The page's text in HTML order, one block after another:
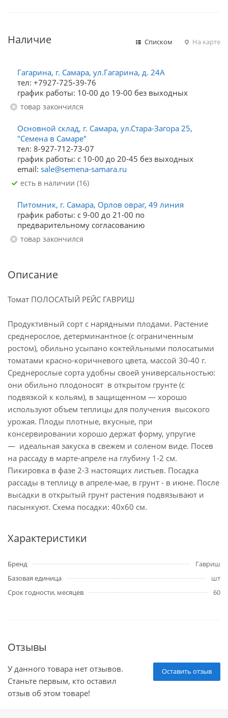
Наличие Списком На карте
Гагарина, г. Самара, ул.Гагарина, д. 24А
тел: +7927-725-39-76
график работы: 10-00 до 19-00 без выходных
Товар закончился
Основной склад, г. Самара, ул.Стара-Загора 25,
"Семена в Самаре"
тел: 8-927-712-73-07
график работы: с 10-00 до 20-45 без выходных
email: sale@semena-samara.ru
Есть в наличии (16)
Питомник, г. Самара, Орлов овраг, 49 линия
график работы: с 9-00 до 21-00 по
предварительному согласованию
Товар закончился
Описание
Томат ПОЛОСАТЫЙ РЕЙС ГАВРИШ
Продуктивный сорт с нарядными плодами. Растение
среднерослое, детерминантное (с ограниченным
ростом), обильно усыпано коктейльными полосатыми
томатами красно-коричневого цвета, массой 30-40 г.
Среднерослые сорта удобны своей универсальностью:
они обильно плодоносят в открытом грунте (с
подвязкой к кольям), в защищенном — хорошо
используют объем теплицы для получения высокого
урожая. Плоды плотные, вкусные, при
консервировании хорошо держат форму, упругие
— идеальная закуска в свежем и соленом виде. Посев
на рассаду в марте-апреле на глубину 1-2 см.
Пикировка в фазе 2-3 настоящих листьев. Посадка
рассады в теплицу в апреле-мае, в грунт - в июне. После
высадки в открытый грунт растения подвязывают и
пасынкуют. Схема посадки: 40x60 см.
Характеристики
Бренд
Гавриш
Базовая единица
шт
Срок годности, месяцев
60
Отзывы
Оставить отзыв
У данного товара нет отзывов.
Станьте первым, кто оставил
отзыв об этом товаре!